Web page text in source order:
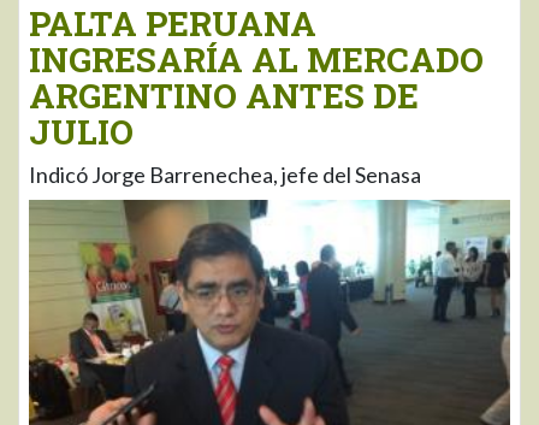
PALTA PERUANA
INGRESARÍA AL MERCADO
ARGENTINO ANTES DE
JULIO
Indicó Jorge Barrenechea, jefe del Senasa